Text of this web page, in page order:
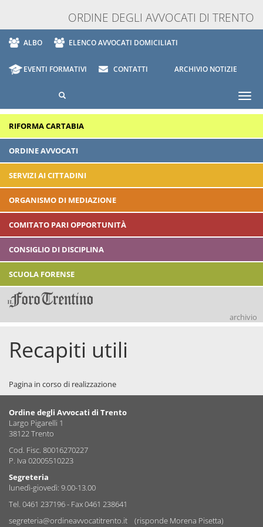
ORDINE DEGLI AVVOCATI DI TRENTO
ALBO ELENCO AVVOCATI DOMICILIATI
EVENTI FORMATIVI CONTATTI ARCHIVIO NOTIZIE
RIFORMA CARTABIA
ORDINE AVVOCATI
SERVIZI AI CITTADINI
ORGANISMO DI MEDIAZIONE
COMITATO PARI OPPORTUNITÀ
CONSIGLIO DI DISCIPLINA
SCUOLA FORENSE
archivio
Recapiti utili
Pagina in corso di realizzazione
Ordine degli Avvocati di Trento
Largo Pigarelli 1
38122 Trento
Cod. Fisc. 80016270227
P. Iva 02005510223
Segreteria
lunedì-giovedì: 9.00-13.00
Tel. 0461 237196- Fax 0461 238641
segreteria@ordineavvocatitrento.it
(risponde Morena Pisetta)